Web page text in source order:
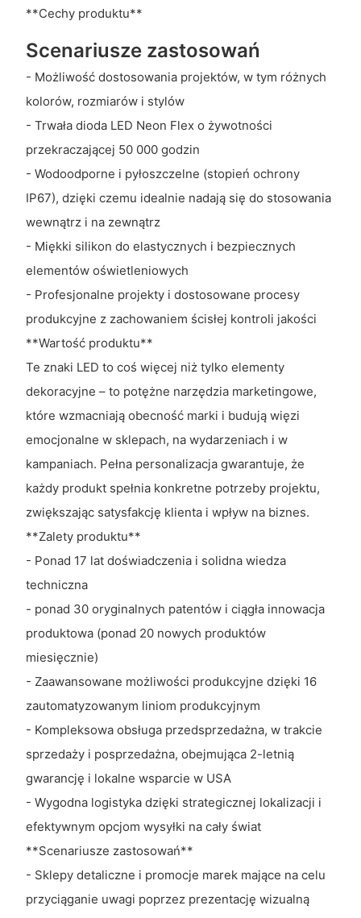
**Cechy produktu**
Scenariusze zastosowań
- Możliwość dostosowania projektów, w tym różnych
kolorów, rozmiarów i stylów
- Trwała dioda LED Neon Flex o żywotności
przekraczającej 50 000 godzin
- Wodoodporne i pyłoszczelne (stopień ochrony
IP67), dzięki czemu idealnie nadają się do stosowania
wewnątrz i na zewnątrz
- Miękki silikon do elastycznych i bezpiecznych
elementów oświetleniowych
- Profesjonalne projekty i dostosowane procesy
produkcyjne z zachowaniem ścisłej kontroli jakości
**Wartość produktu**
Te znaki LED to coś więcej niż tylko elementy
dekoracyjne – to potężne narzędzia marketingowe,
które wzmacniają obecność marki i budują więzi
emocjonalne w sklepach, na wydarzeniach i w
kampaniach. Pełna personalizacja gwarantuje, że
każdy produkt spełnia konkretne potrzeby projektu,
zwiększając satysfakcję klienta i wpływ na biznes.
**Zalety produktu**
- Ponad 17 lat doświadczenia i solidna wiedza
techniczna
- ponad 30 oryginalnych patentów i ciągła innowacja
produktowa (ponad 20 nowych produktów
miesięcznie)
- Zaawansowane możliwości produkcyjne dzięki 16
zautomatyzowanym liniom produkcyjnym
- Kompleksowa obsługa przedsprzedażna, w trakcie
sprzedaży i posprzedażna, obejmująca 2-letnią
gwarancję i lokalne wsparcie w USA
- Wygodna logistyka dzięki strategicznej lokalizacji i
efektywnym opcjom wysyłki na cały świat
**Scenariusze zastosowań**
- Sklepy detaliczne i promocje marek mające na celu
przyciąganie uwagi poprzez prezentację wizualną